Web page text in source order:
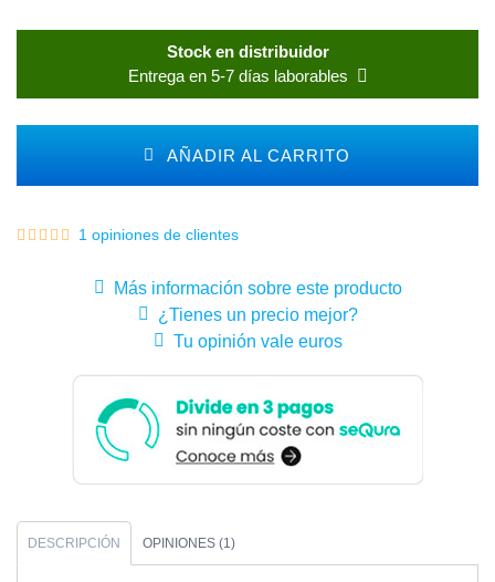
Stock en distribuidor
Entrega en 5-7 días laborables
AÑADIR AL CARRITO
1 opiniones de clientes
Más información sobre este producto
¿Tienes un precio mejor?
Tu opinión vale euros
DESCRIPCIÓN OPINIONES (1)